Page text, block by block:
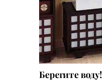
Берегите воду!